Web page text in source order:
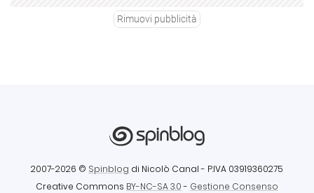
Rimuovi pubblicità
2007-2026 © Spinblog di Nicolò Canal - P.IVA 03919360275
Creative Commons BY-NC-SA 3.0- Gestione Consenso